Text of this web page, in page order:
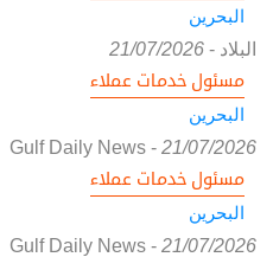
البحرين
البلاد -
21/07/2026
مسئول خدمات عملاء
البحرين
Gulf Daily News- 21/07/2026
مسئول خدمات عملاء
البحرين
Gulf Daily News- 21/07/2026